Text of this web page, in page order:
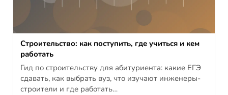
Строительство: как поступить, где учиться и кем
работать
Гид по строительству для абитуриента: какие ЕГЭ
сдавать, как выбрать вуз, что изучают инженеры-
строители и где работать…